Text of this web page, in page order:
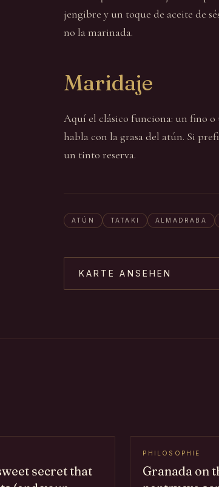
jengibre y un toque de aceite de
no la marinada.
Maridaje
Aquí el clásico funciona: un fino o
habla con la grasa del atún. Si
un tinto reserva.
ATÚN TATAKI ALMADRABA
KARTE ANSEHEN
secret that
PHILOSOPHIE
Granada on